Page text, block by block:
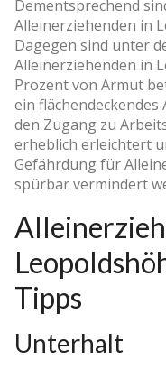
Dementsprechend
Alleinerziehenden in
Dagegen sind unter
Alleinerziehenden in
Prozent von Armut
ein
den Zugang zu
erheblich erleichtert
Gefährdung für
spürbar vermindert
Tipps
Unterhalt